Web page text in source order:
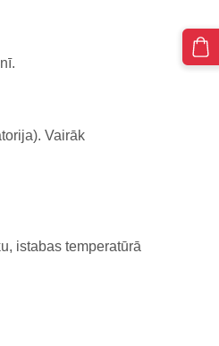
Vairāk
istabas temperatūrā